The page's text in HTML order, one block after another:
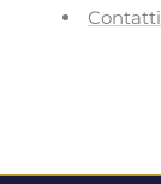
Contatti